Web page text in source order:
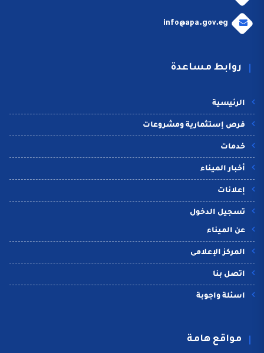
info@apa.gov.eg
روابط مساعدة
الرئيسية
فرص إستثمارية ومشروعات
خدمات
أخبار الميناء
إعلانات
تسجيل الدخول
عن الميناء
المركز الإعلامى
اتصل بنا
اسئلة واجوبة
مواقع هامة